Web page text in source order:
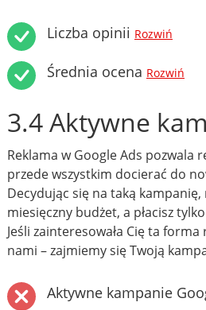
Liczba opinii Rozwiń
Średnia ocena Rozwiń
3.4 Aktywne
Reklama w Google Ads pozwala
przede wszystkim docierać do
Decydując się na taką kampanię,
miesięczny budżet, a płacisz
Jeśli zainteresowała Cię ta
nami – zajmiemy się Twoją
Aktywne kampanie